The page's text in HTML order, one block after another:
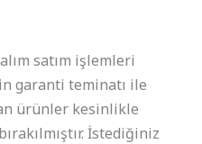
satım işlemleri
garanti teminatı ile
ürünler kesinlikle
İstediğiniz